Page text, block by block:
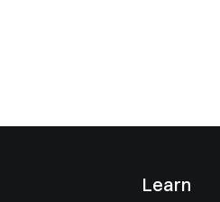
Learn